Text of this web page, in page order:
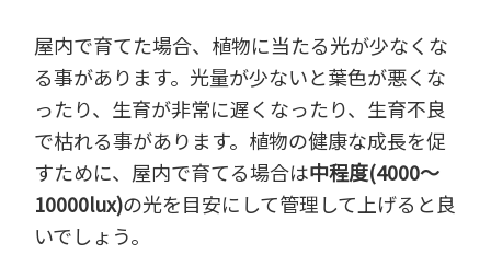
屋内で育てた場合、植物に当たる光が少なくな
る事があります。光量が少ないと葉色が悪くな
ったり、生育が非常に遅くなったり、生育不良
で枯れる事があります。植物の健康な成長を促
すために、屋内で育てる場合は中程度(4000～
10000lux)の光を目安にして管理して上げると良
いでしょう。